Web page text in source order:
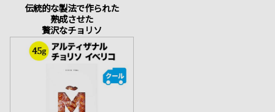
伝統的な製法で作られた
熟成させた
贅沢なチョリソ